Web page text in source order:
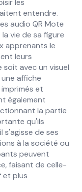
les
entendre.
audio QR Mote
vie de sa figure
apprenants le
leurs
soit avec un visuel
affiche
et
également
la partie
qu'ils
s'agisse de ses
à la société ou
peuvent
faisant de celle-
et plus